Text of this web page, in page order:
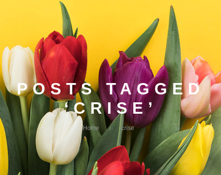
POSTS TAGGED
‘CRISE’
Home / crise